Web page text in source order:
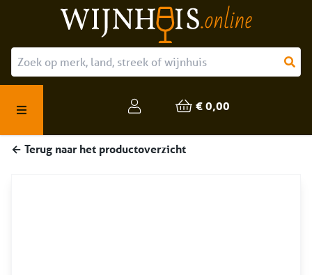
€ 0,00
Onze producten
Veelgestelde vragen
← Terug naar het productoverzicht